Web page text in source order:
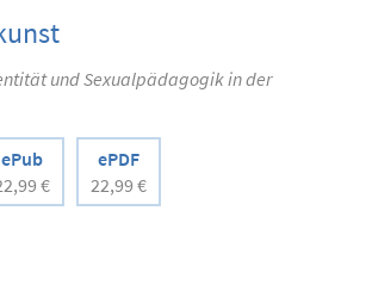
und Sexualpädagogik in der
ePub
€
ePDF
22,99 €